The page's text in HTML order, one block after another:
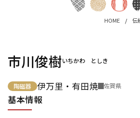
HOME 伝
市川俊樹いちかわ としき
陶磁器 伊万里・有田焼 佐賀県
基本情報